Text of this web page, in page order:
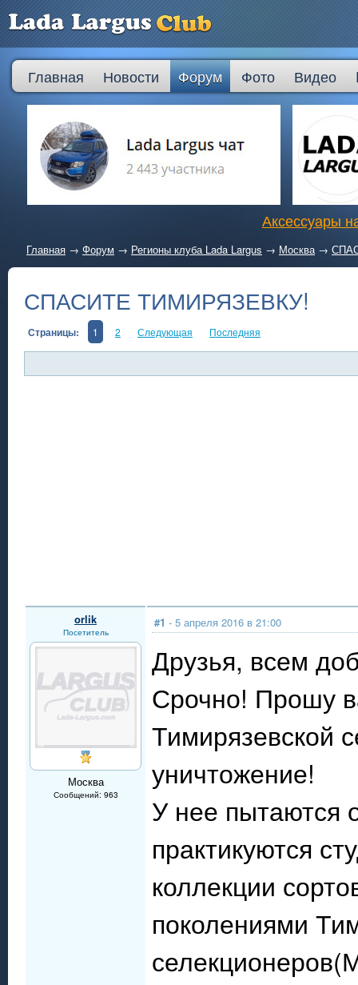
Главная Новости Форум Фото Видео
Аксессуары
Главная → Форум → Регионы клуба Lada Largus → Москва→
СПАСИТЕ ТИМИРЯЗЕВКУ!
Страницы: 1 2 Следующая Последняя
orlik
Посетитель
Москва
Сообщений: 963
#1 - 5 апреля 2016 в 21:00
Друзья, всем
Срочно! Прошу
Тимирязевской
уничтожение!
У нее пытаются
практикуются
коллекции
поколениями